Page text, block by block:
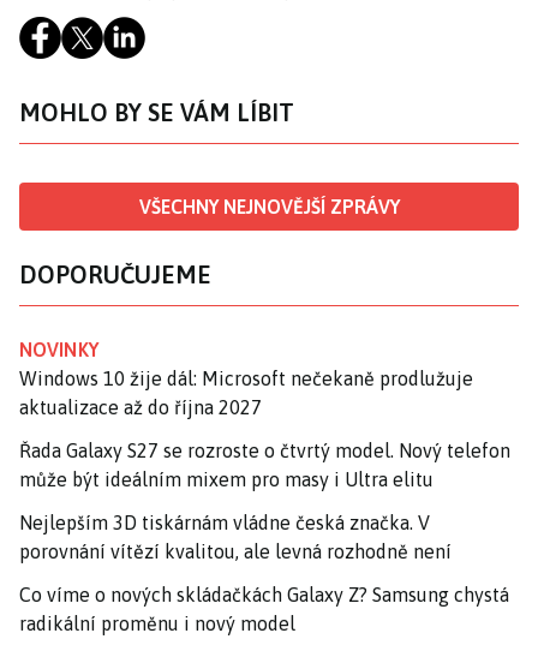
MOHLO BY SE VÁM LÍBIT
VŠECHNY NEJNOVĚJŠÍ ZPRÁVY
DOPORUČUJEME
NOVINKY
Windows 10 žije dál: Microsoft nečekaně prodlužuje
aktualizace až do října 2027
Řada Galaxy S27 se rozroste o čtvrtý model. Nový telefon
může být ideálním mixem pro masy i Ultra elitu
Nejlepším 3D tiskárnám vládne česká značka. V
porovnání vítězí kvalitou, ale levná rozhodně není
Co víme o nových skládačkách Galaxy Z? Samsung chystá
radikální proměnu i nový model